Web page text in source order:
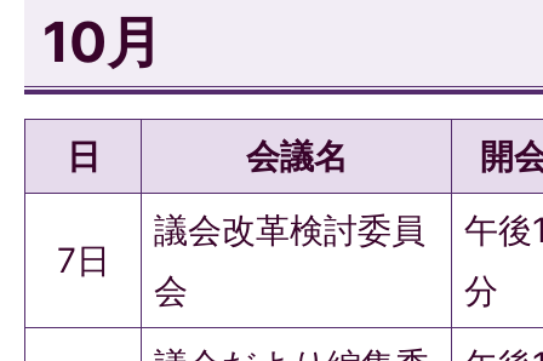
10月
日 会議名 開
7日
議会改革検討委員
会
午後
分